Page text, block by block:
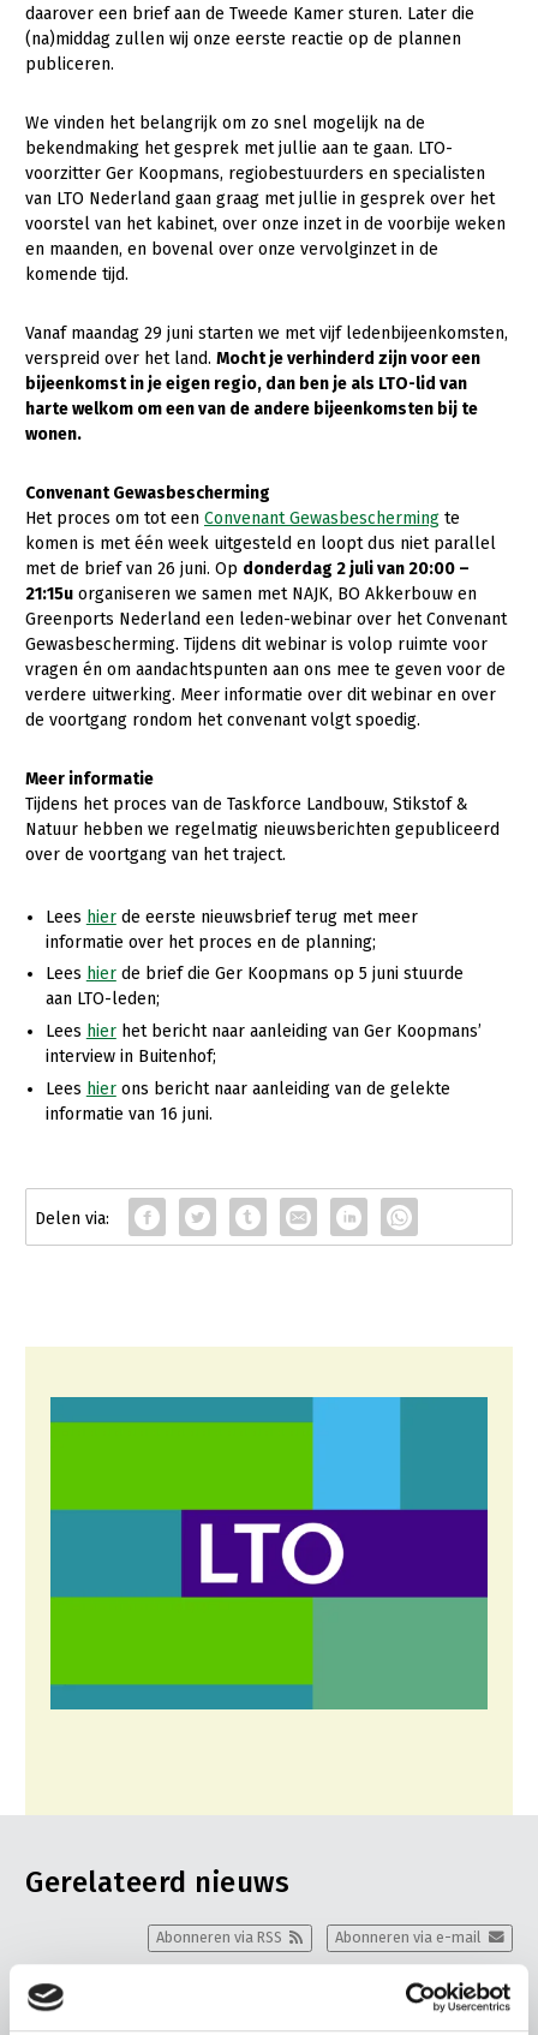
Vollegrondsgroente
LTO Nederland
Mensen
Medewerkers
Vakgroepbestuurders
Vacatures
Pers
Contact
daarover een brief aan de Tweede Kamer sturen. Later die
(na)middag zullen wij onze eerste reactie op de plannen
publiceren.
We vinden het belangrijk om zo snel mogelijk na de
bekendmaking het gesprek met jullie aan te gaan. LTO-
voorzitter Ger Koopmans, regiobestuurders en specialisten
van LTO Nederland gaan graag met jullie in gesprek over het
voorstel van het kabinet, over onze inzet in de voorbije weken
en maanden, en bovenal over onze vervolginzet in de
komende tijd.
Vanaf maandag 29 juni starten we met vijf ledenbijeenkomsten,
verspreid over het land. Mocht je verhinderd zijn voor een
bijeenkomst in je eigen regio, dan ben je als LTO-lid van
harte welkom om een van de andere bijeenkomsten bij te
wonen.
Convenant Gewasbescherming
Het proces om tot een Convenant Gewasbescherming te
komen is met één week uitgesteld en loopt dus niet parallel
met de brief van 26 juni. Op donderdag 2 juli van 20:00 –
21:15u organiseren we samen met NAJK, BO Akkerbouw en
Greenports Nederland een leden-webinar over het Convenant
Gewasbescherming. Tijdens dit webinar is volop ruimte voor
vragen én om aandachtspunten aan ons mee te geven voor de
verdere uitwerking. Meer informatie over dit webinar en over
de voortgang rondom het convenant volgt spoedig.
Meer informatie
Tijdens het proces van de Taskforce Landbouw, Stikstof &
Natuur hebben we regelmatig nieuwsberichten gepubliceerd
over de voortgang van het traject.
Lees hierde eerste nieuwsbrief terug met meer
informatie over het proces en de planning;
Lees hierde brief die Ger Koopmans op 5 juni stuurde
aan LTO-leden;
Lees hierhet bericht naar aanleiding van Ger Koopmans’
interview in Buitenhof;
Lees hierons bericht naar aanleiding van de gelekte
informatie van 16 juni.
Gerelateerd nieuws
Abonneren via e-mail
Abonneren via RSS